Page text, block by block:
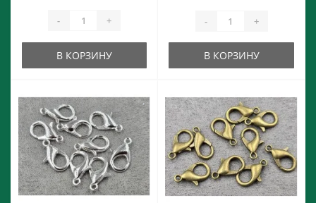
- +
В КОРЗИНУ
- +
В КОРЗИНУ